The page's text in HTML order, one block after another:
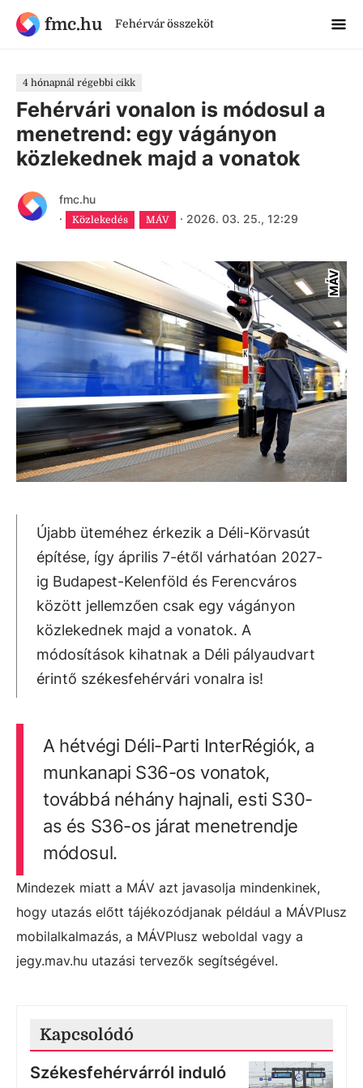
fmc.hu Fehérvár összeköt
4 hónapnál régebbi cikk
Fehérvári vonalon is módosul a
menetrend: egy vágányon
közlekednek majd a vonatok
fmc.hu
·
Közlekedés MÁV · 2026. 03. 25., 12:29
MÁV
Újabb üteméhez érkezik a Déli-Körvasút
építése, így április 7-étől várhatóan 2027-
ig Budapest-Kelenföld és Ferencváros
között jellemzően csak egy vágányon
közlekednek majd a vonatok. A
módosítások kihatnak a Déli pályaudvart
érintő székesfehérvári vonalra is!
A hétvégi Déli-Parti InterRégiók, a
munkanapi S36-os vonatok,
továbbá néhány hajnali, esti S30-
as és S36-os járat menetrendje
módosul.
Mindezek miatt a MÁV azt javasolja mindenkinek,
hogy utazás előtt tájékozódjanak például a MÁVPlusz
mobilalkalmazás, a MÁVPlusz weboldal vagy a
jegy.mav.hu utazási tervezők segítségével.
Kapcsolódó
Székesfehérvárról induló